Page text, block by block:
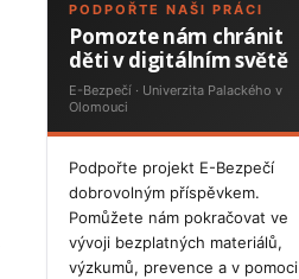
PODPOŘTE NAŠI PRÁCI
Pomozte nám chránit
děti v digitálním světě
E-Bezpečí · Univerzita Palackého v
Olomouci
Podpořte projekt E-Bezpečí
dobrovolným příspěvkem.
Pomůžete nám pokračovat ve
vývoji bezplatných materiálů,
výzkumů, prevence a v pomoci